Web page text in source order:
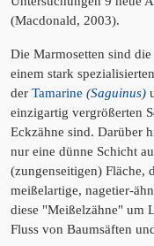
(Macdonald, 2003).
Die Marmosetten sind
einem stark
der Tamarine (Saguinus)
einzigartig vergrößerten
Eckzähne sind. Darüber
nur eine dünne Schicht
(zungenseitigen) Fläche,
meißelartige, nagetier-
diese "Meißelzähne" um
Fluss von Baumsäften